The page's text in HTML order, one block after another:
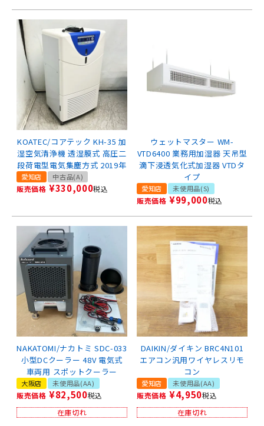
KOATEC/コアテック KH-35 加
湿空気清浄機 透湿膜式 高圧二
段荷電型電気集塵方式 2019年
愛知店 中古品(A)
販売価格 ¥330,000税込
ウェットマスター WM-
VTD6400 業務用加湿器 天吊型
滴下浸透気化式加湿器 VTDタ
イプ
愛知店 未使用品(S)
販売価格 ¥99,000税込
NAKATOMI/ナカトミ SDC-033
小型DCクーラー 48V 電気式
車両用 スポットクーラー
大阪店 未使用品(AA)
販売価格 ¥82,500税込
在庫切れ
DAIKIN/ダイキン BRC4N101
エアコン汎用ワイヤレスリモ
コン
愛知店 未使用品(AA)
販売価格 ¥4,950税込
在庫切れ